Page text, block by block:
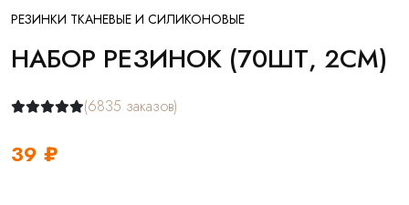
РЕЗИНКИ ТКАНЕВЫЕ И СИЛИКОНОВЫЕ
НАБОР РЕЗИНОК (70ШТ, 2СМ)
(6835 заказов)
39 ₽